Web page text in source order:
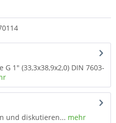
1" (33,3x38,9x2,0) DIN 7603-
und diskutieren... mehr